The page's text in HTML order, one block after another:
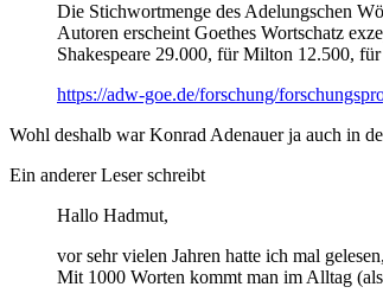
Die Stichwortmenge des Adelungschen
Autoren erscheint Goethes Wortschatz
Shakespeare 29.000, für Milton 12.500,
https://adw-goe.de/forschung/
Wohl deshalb war Konrad Adenauer ja auch in
Ein anderer Leser schreibt
Hallo Hadmut,
vor sehr vielen Jahren hatte ich mal gelesen,
Mit 1000 Worten kommt man im Alltag